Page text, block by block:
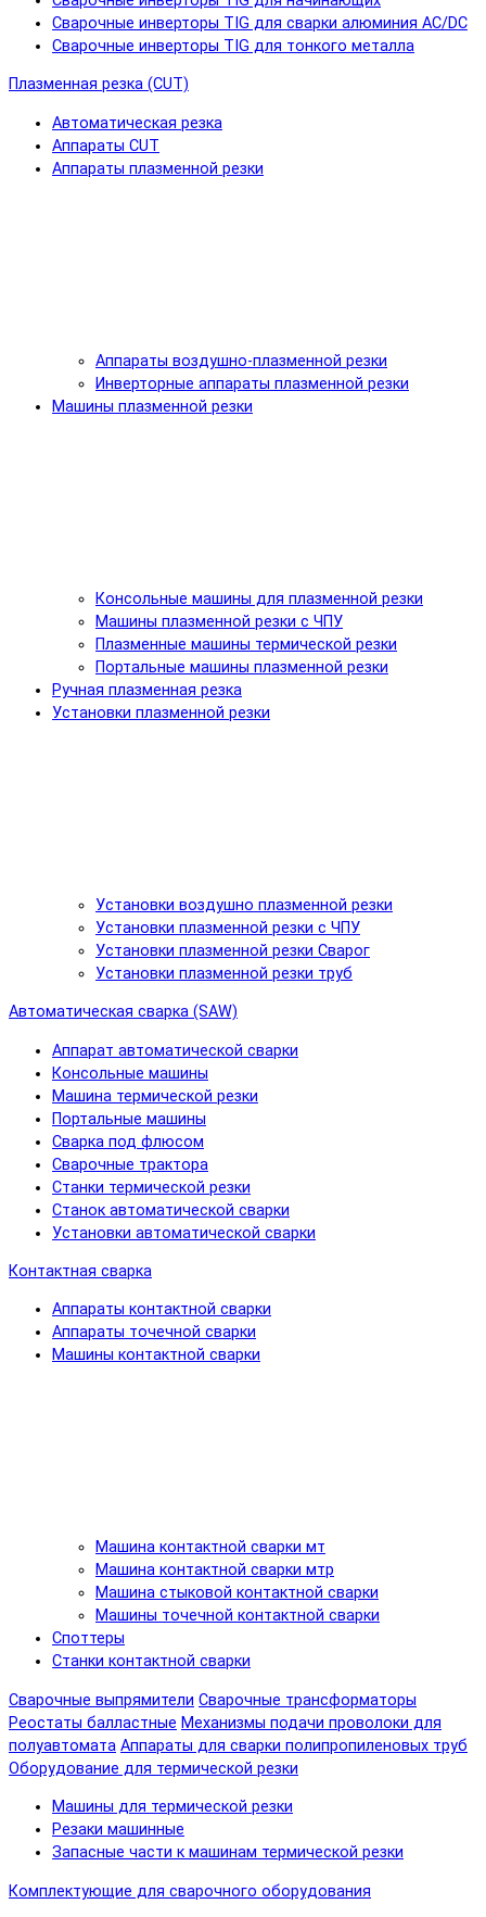
Сварочные инверторы TIG для сварки алюминия AC/DC
Сварочные инверторы TIG для тонкого металла
Плазменная резка (CUT)
Автоматическая резка
Аппараты CUT
Аппараты плазменной резки
Аппараты воздушно-плазменной резки
Инверторные аппараты плазменной резки
Машины плазменной резки
Консольные машины для плазменной резки
Машины плазменной резки с ЧПУ
Плазменные машины термической резки
Портальные машины плазменной резки
Ручная плазменная резка
Установки плазменной резки
Установки воздушно плазменной резки
Установки плазменной резки с ЧПУ
Установки плазменной резки Сварог
Установки плазменной резки труб
Автоматическая сварка (SAW)
Аппарат автоматической сварки
Консольные машины
Машина термической резки
Портальные машины
Сварка под флюсом
Сварочные трактора
Станки термической резки
Станок автоматической сварки
Установки автоматической сварки
Контактная сварка
Аппараты контактной сварки
Аппараты точечной сварки
Машины контактной сварки
Машина контактной сварки мт
Машина контактной сварки мтр
Машина стыковой контактной сварки
Машины точечной контактной сварки
Споттеры
Станки контактной сварки
Сварочные выпрямители Сварочные трансформаторы
Реостаты балластные Механизмы подачи проволоки для
полуавтомата Аппараты для сварки полипропиленовых труб
Оборудование для термической резки
Машины для термической резки
Резаки машинные
Запасные части к машинам термической резки
Комплектующие для сварочного оборудования